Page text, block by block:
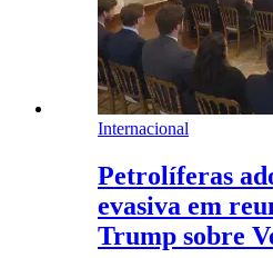
Internacional
Petrolíferas
evasiva em
Trump sobre